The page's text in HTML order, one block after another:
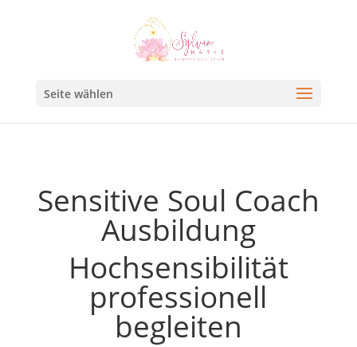
Seite wählen
Sensitive Soul Coach
Ausbildung
Hochsensibilität
professionell
begleiten